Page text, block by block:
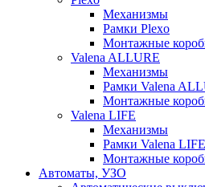
Механизмы
Рамки Plexo
Монтажные
Valena ALLURE
Механизмы
Рамки Valena
Монтажные
Valena LIFE
Механизмы
Рамки Valena LIFE
Монтажные
Автоматы, УЗО